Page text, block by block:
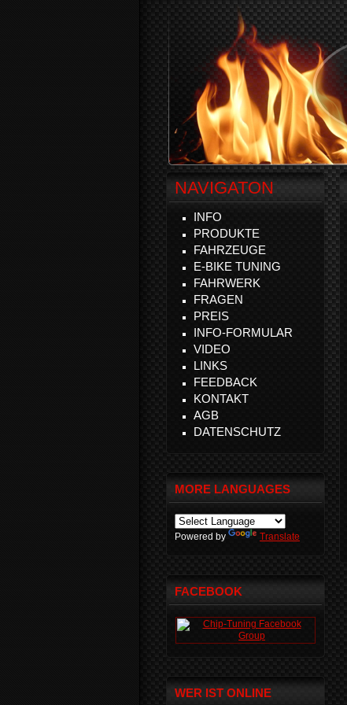
NAVIGATON
INFO
PRODUKTE
FAHRZEUGE
E-BIKE TUNING
FAHRWERK
FRAGEN
PREIS
INFO-FORMULAR
VIDEO
LINKS
FEEDBACK
KONTAKT
AGB
DATENSCHUTZ
MORE LANGUAGES
Powered by Translate
FACEBOOK
WER IST ONLINE